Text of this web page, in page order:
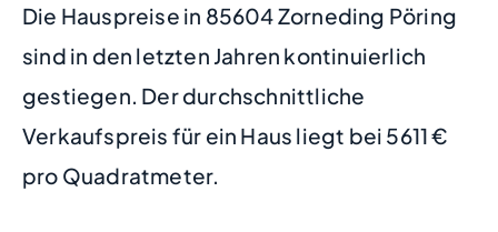
Die Hauspreise in 85604 Zorneding Pöring
sind in den letzten Jahren kontinuierlich
gestiegen. Der durchschnittliche
Verkaufspreis für ein Haus liegt bei 5611 €
pro Quadratmeter.